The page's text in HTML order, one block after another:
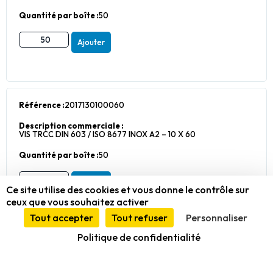
Quantité par boîte :50
Ajouter
Référence :2017130100060
Description commerciale :
VIS TRCC DIN 603 / ISO 8677 INOX A2 – 10 X 60
Quantité par boîte :50
2017130100065
Ce site utilise des cookies et vous donne le contrôle sur
ceux que vous souhaitez activer
Tout accepter
Tout refuser
Personnaliser
Politique de confidentialité